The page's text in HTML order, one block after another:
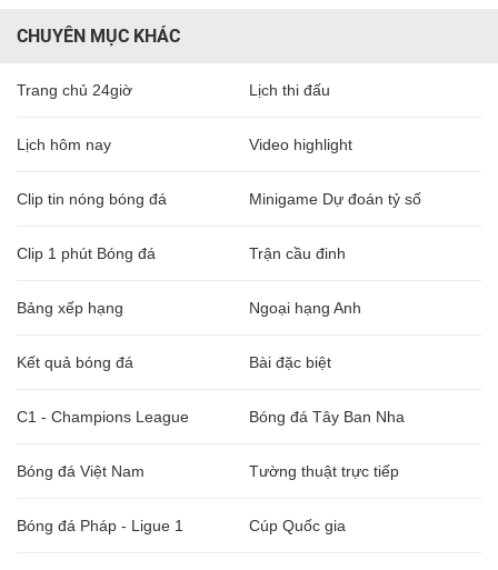
CHUYÊN MỤC KHÁC
Trang chủ 24giờ Lịch thi đấu
Lịch hôm nay Video highlight
Clip tin nóng bóng đá Minigame Dự đoán tỷ số
Clip 1 phút Bóng đá Trận cầu đinh
Bảng xếp hạng Ngoại hạng Anh
Kết quả bóng đá Bài đặc biệt
C1 - Champions League Bóng đá Tây Ban Nha
Bóng đá Việt Nam Tường thuật trực tiếp
Bóng đá Pháp - Ligue 1 Cúp Quốc gia